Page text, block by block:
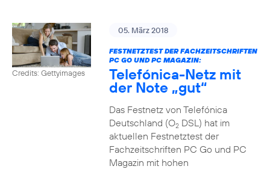
Credits: Gettyimages
05. März 2018
FESTNETZTEST DER FACHZEITSCHRIFTEN
PC GO UND PC MAGAZIN:
Telefónica-Netz mit
der Note „gut“
Das Festnetz von Telefónica
Deutschland (O2DSL) hat im
aktuellen Festnetztest der
Fachzeitschriften PC Go und PC
Magazin mit hohen